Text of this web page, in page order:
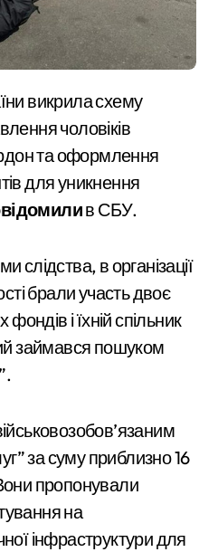
чоловіків
та оформлення
для уникнення
в СБУ.
слідства, в організації
брали участь двоє
фондів і їхній спільник
займався пошуком
за суму приблизно 16
пропонували
на
інфраструктури для